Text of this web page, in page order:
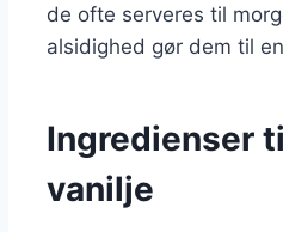
de ofte serveres til
alsidighed gør dem til
Ingredienser
vanilje